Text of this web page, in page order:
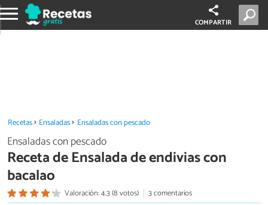
COMPARTIR
Recetas Ensaladas Ensaladas con pescado
Ensaladas con pescado
Receta de Ensalada de endivias con
bacalao
Valoración: 4.3 (8 votos)
3 comentarios